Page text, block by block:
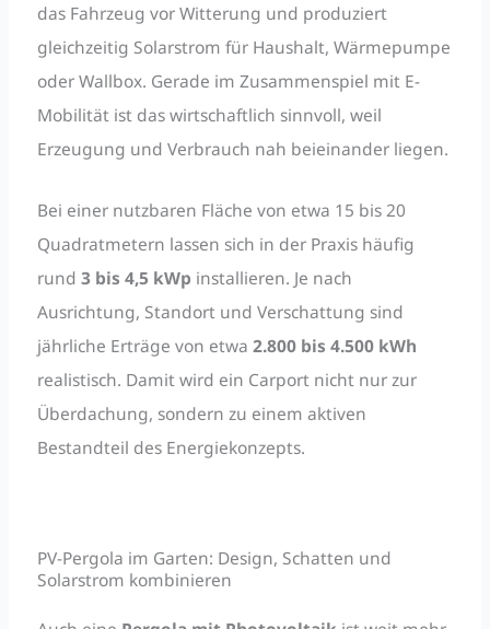
das Fahrzeug vor Witterung und produziert
gleichzeitig Solarstrom für Haushalt, Wärmepumpe
oder Wallbox. Gerade im Zusammenspiel mit E-
Mobilität ist das wirtschaftlich sinnvoll, weil
Erzeugung und Verbrauch nah beieinander liegen.
Bei einer nutzbaren Fläche von etwa 15 bis 20
Quadratmetern lassen sich in der Praxis häufig
rund 3 bis 4,5 kWp installieren. Je nach
Ausrichtung, Standort und Verschattung sind
jährliche Erträge von etwa 2.800 bis 4.500 kWh
realistisch. Damit wird ein Carport nicht nur zur
Überdachung, sondern zu einem aktiven
Bestandteil des Energiekonzepts.
PV-Pergola im Garten: Design, Schatten und
Solarstrom kombinieren